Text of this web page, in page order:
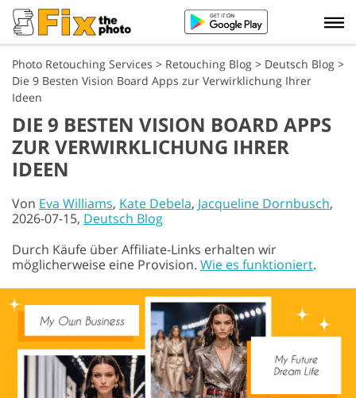
Photo Retouching Services > Retouching Blog > Deutsch Blog >
Die 9 Besten Vision Board Apps zur Verwirklichung Ihrer
Ideen
DIE 9 BESTEN VISION BOARD APPS
ZUR VERWIRKLICHUNG IHRER
IDEEN
Von Eva Williams, Kate Debela, Jacqueline Dornbusch,
2026-07-15, Deutsch Blog
Durch Käufe über Affiliate-Links erhalten wir
möglicherweise eine Provision. Wie es funktioniert.